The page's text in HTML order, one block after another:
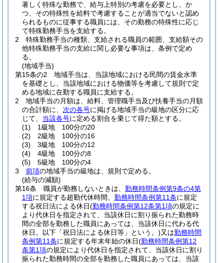
著しく特殊な勤務で、給与上特別の考慮を必要とし、か
つ、その特殊性を給料で考慮することが適当でないと認め
られるものに従事する職員には、その勤務の特殊性に応じ
て特殊勤務手当を支給する。
2
特殊勤務手当の種類、支給される職員の範囲、支給額その
他特殊勤務手当の支給に関し必要な事項は、条例で定め
る。
(地域手当)
第15条の2
地域手当は、当該地域における民間の賃金水準
を基礎とし、当該地域における物価等を考慮して規則で定
める地域に在勤する職員に支給する。
2
地域手当の月額は、給料、管理職手当及び扶養手当の月額
の合計額に、 次の各号に掲げる地域手当の級地の区分に応
じて、 当該各号に定める割合を乗じて得た額とする。
(1)
1級地 100分の20
(2)
2級地 100分の16
(3)
3級地 100分の12
(4)
4級地 100分の8
(5)
5級地 100分の4
3
前項の地域手当の級地は、規則で定める。
(給与の減額)
第16条
職員が勤務しないときは、 勤務時間条例第9条の4第
1項に規定する超勤代休時間、 勤務時間条例第11条に規定
する祝日法による休日(勤務時間条例第12条第1項の規定に
より代休日を指定されて、当該休日に割り振られた勤務時
間の全部を勤務した職員にあっては、当該休日に代わる代
休日。以下「祝日法による休日等」という。)又は勤務時間
条例第11条に規定する年末年始の休日(勤務時間条例第12
条第1項の規定により代休日を指定されて、当該休日に割り
振られた勤務時間の全部を勤務した職員にあっては、当該